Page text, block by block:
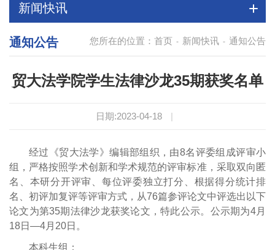
新闻快讯
您所在的位置： 首页 - 新闻快讯 - 通知公告
通知公告
贸大法学院学生法律沙龙35期获奖名单
日期:2023-04-18 |
经过《贸大法学》编辑部组织，由8名评委组成评审小
组，严格按照学术创新和学术规范的评审标准，采取双向匿
名、本研分开评审、每位评委独立打分、根据得分统计排
名、初评加复评等评审方式，从76篇参评论文中评选出以下
论文为第35期法律沙龙获奖论文，特此公示。公示期为4月
18日—4月20日。
本科生组：